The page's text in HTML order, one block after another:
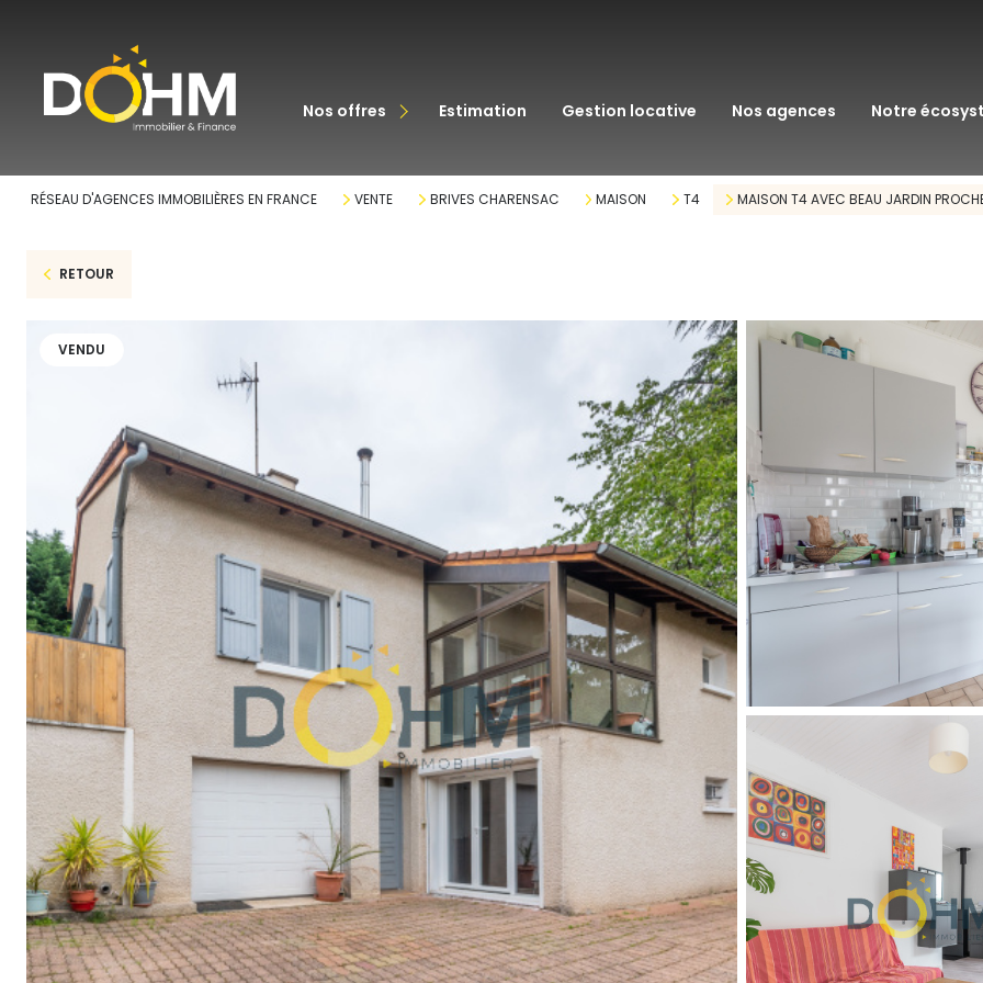
nos offres
acheter estimation gestion locative nos agences notre
courtage en
RÉSEAU D'AGENCES IMMOBILIÈRES EN FRANCE VENTE BRIVES CHARENSAC MAISON T4 MAISON T4 AVEC BEAU JARDIN
RETOUR
VENDU